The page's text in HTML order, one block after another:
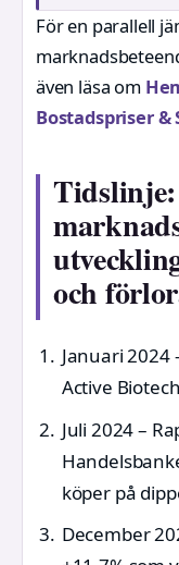
För en parallell
även läsa om
Bostadspriser &
och
Januari 2024
Active
Juli 2024–
köper på
December